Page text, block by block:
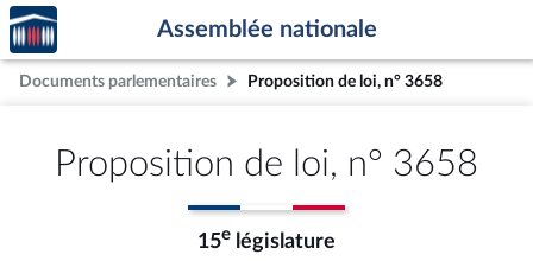
Aller au contenu
Aller en bas de la page
Accèder
à la
page
d'accueil
Assemblée nationale
Documents parlementaires Proposition de loi, n° 3658
Proposition de loi, n° 3658
15e législature